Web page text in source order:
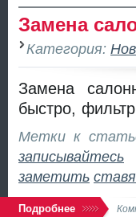
Замена
Категория:
Замена
быстро,
Метки к
записывайтесь
заметить
Подробнее